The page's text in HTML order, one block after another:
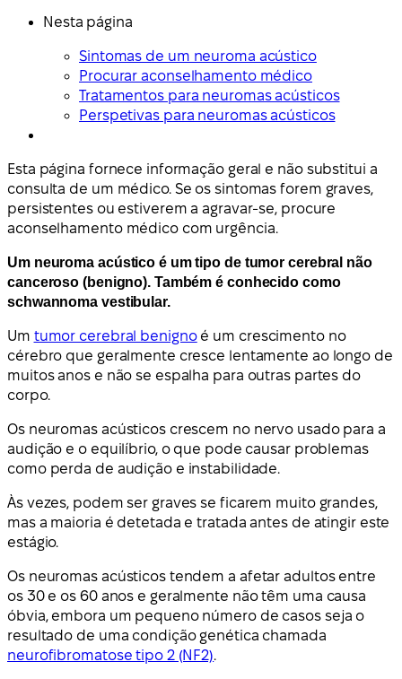
Nesta página
Sintomas de um neuroma acústico
Procurar aconselhamento médico
Tratamentos para neuromas acústicos
Perspetivas para neuromas acústicos
Esta página fornece informação geral e não substitui a
consulta de um médico. Se os sintomas forem graves,
persistentes ou estiverem a agravar-se, procure
aconselhamento médico com urgência.
Um neuroma acústico é um tipo de tumor cerebral não
canceroso (benigno). Também é conhecido como
schwannoma vestibular.
Um tumor cerebral benignoé um crescimento no
cérebro que geralmente cresce lentamente ao longo de
muitos anos e não se espalha para outras partes do
corpo.
Os neuromas acústicos crescem no nervo usado para a
audição e o equilíbrio, o que pode causar problemas
como perda de audição e instabilidade.
Às vezes, podem ser graves se ficarem muito grandes,
mas a maioria é detetada e tratada antes de atingir este
estágio.
Os neuromas acústicos tendem a afetar adultos entre
os 30 e os 60 anos e geralmente não têm uma causa
óbvia, embora um pequeno número de casos seja o
resultado de uma condição genética chamada
neurofibromatose tipo 2 (NF2).